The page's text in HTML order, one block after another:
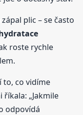
plic – se často
roste rychle
to, co vidíme
„Jakmile
odpovídá